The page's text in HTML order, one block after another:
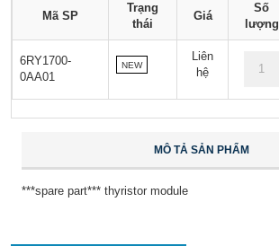
Mã SP
Trạng
thái
Giá
Số
lượng
6RY1700-
0AA01
NEW
Liên
hệ
MÔ TẢ SẢN PHẨM
***spare part*** thyristor module